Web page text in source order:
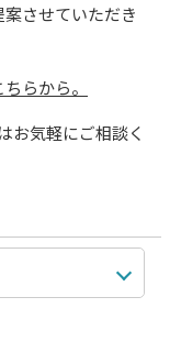
させていただき
らから。
お気軽にご相談く